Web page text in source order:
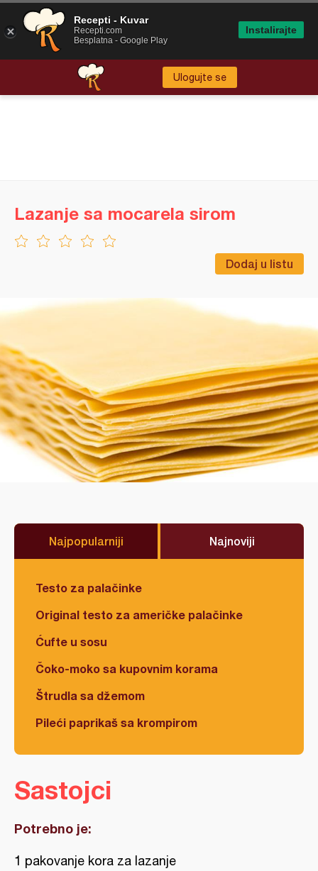
Ulogujte se
Dodaj u listu
Lazanje sa mocarela sirom
Najpopularniji Najnoviji
Testo za palačinke
Original testo za američke palačinke
Ćufte u sosu
Čoko-moko sa kupovnim korama
Štrudla sa džemom
Pileći paprikaš sa krompirom
Sastojci
Potrebno je:
1 pakovanje kora za lazanje
Recepti - Kuvar
Recepti.com
Besplatna - Google Play
Instalirajte